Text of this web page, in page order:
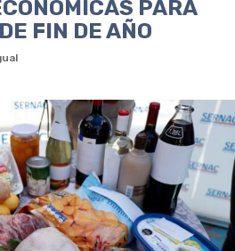
PARA
FIN DE AÑO